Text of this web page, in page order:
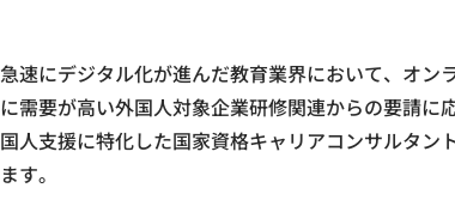
急速にデジタル化が進んだ教育業界において、オ
に需要が高い外国人対象企業研修関連からの要請
国人支援に特化した国家資格キャリアコンサルタ
ます。